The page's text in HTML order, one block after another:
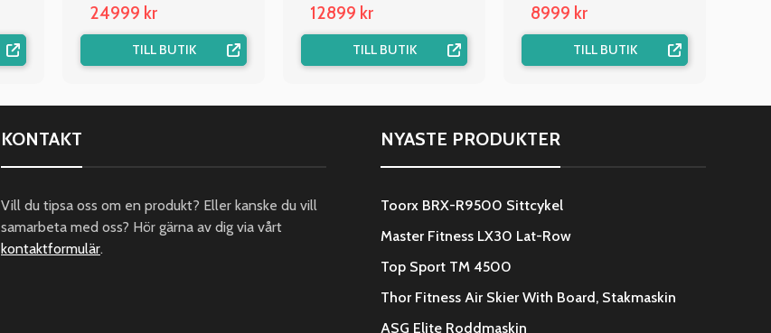
24999 kr
TILL BUTIK
12899 kr
TILL BUTIK
8999 kr
TILL BUTIK
KONTAKT
Vill du tipsa oss om en produkt? Eller kanske du vill
samarbeta med oss? Hör gärna av dig via vårt
kontaktformulär.
NYASTE PRODUKTER
Toorx BRX-R9500 Sittcykel
Master Fitness LX30 Lat-Row
Top Sport TM 4500
Thor Fitness Air Skier With Board, Stakmaskin
ASG Elite Roddmaskin